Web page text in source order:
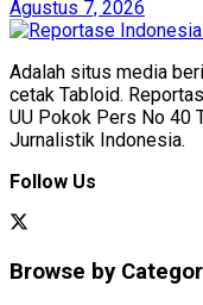
Agustus 7, 2026
Adalah situs media
cetak Tabloid.
UU Pokok Pers No 40
Jurnalistik Indonesia.
Follow Us
Browse by